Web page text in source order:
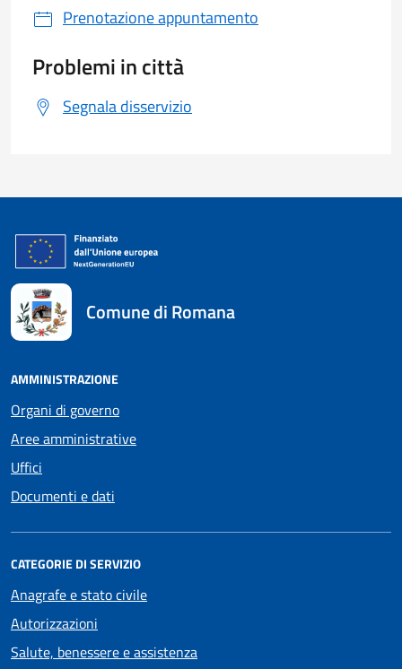
Prenotazione appuntamento
Problemi in città
Segnala disservizio
Comune di Romana
AMMINISTRAZIONE
Organi di governo
Aree amministrative
Uffici
Documenti e dati
CATEGORIE DI SERVIZIO
Anagrafe e stato civile
Autorizzazioni
Salute, benessere e assistenza